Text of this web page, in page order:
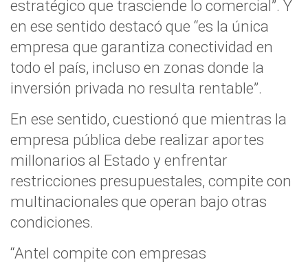
estratégico que trasciende lo comercial”. Y
en ese sentido destacó que “es la única
empresa que garantiza conectividad en
todo el país, incluso en zonas donde la
inversión privada no resulta rentable”.
En ese sentido, cuestionó que mientras la
empresa pública debe realizar aportes
millonarios al Estado y enfrentar
restricciones presupuestales, compite con
multinacionales que operan bajo otras
condiciones.
“Antel compite con empresas